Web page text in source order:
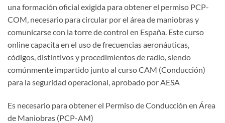
una formación oficial exigida para obtener el permiso PCP-
COM, necesario para circular por el área de maniobras y
comunicarse con la torre de control en España. Este curso
online capacita en el uso de frecuencias aeronáuticas,
códigos, distintivos y procedimientos de radio, siendo
comúnmente impartido junto al curso CAM (Conducción)
para la seguridad operacional, aprobado por AESA
Es necesario para obtener el Permiso de Conducción en Área
de Maniobras (PCP-AM)